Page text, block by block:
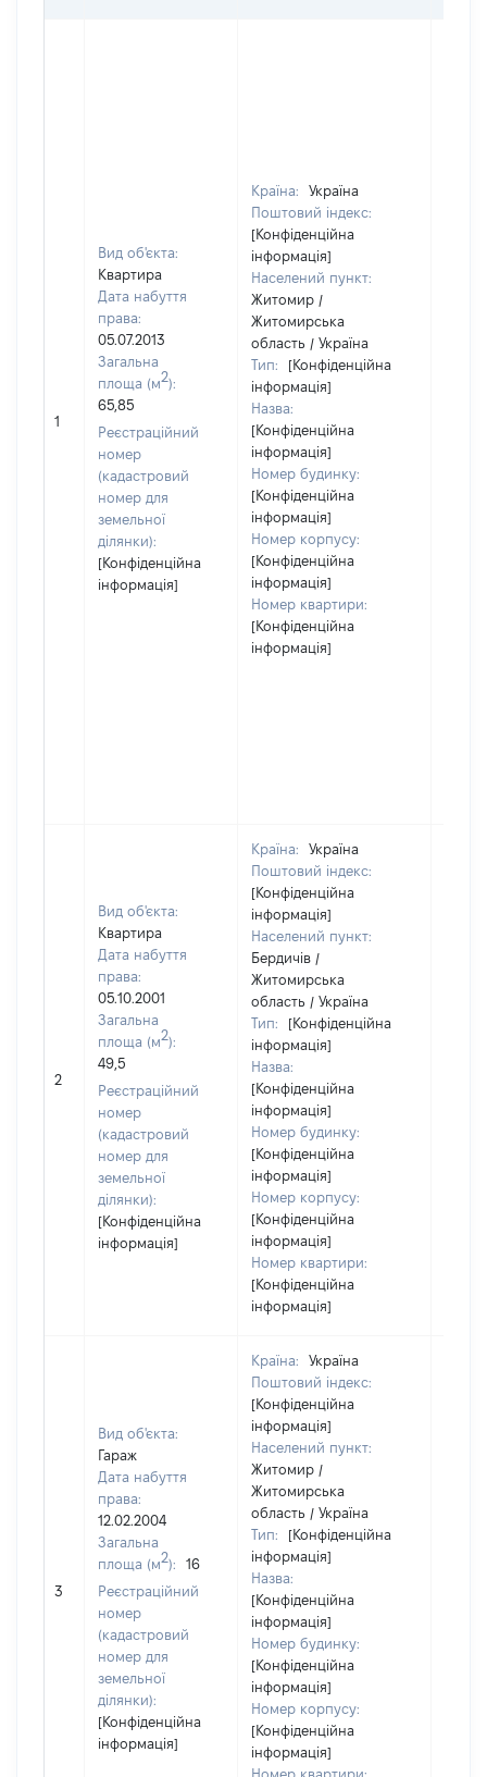
1
Вид об'єкта:
Квартира
Дата набуття
права:
05.07.2013
Загальна
площа (м2):
65,85
Реєстраційний
номер
(кадастровий
номер для
земельної
ділянки):
[Конфіденційна
інформація]
Країна:
Україна
Поштовий індекс:
[Конфіденційна
інформація]
Населений пункт:
Житомир /
Житомирська
область / Україна
Тип:
[Конфіденційна
інформація]
Назва:
[Конфіденційна
інформація]
Номер будинку:
[Конфіденційна
інформація]
Номер корпусу:
[Конфіденційна
інформація]
Номер квартири:
[Конфіденційна
інформація]
2
Вид об'єкта:
Квартира
Дата набуття
права:
05.10.2001
Загальна
площа (м2):
49,5
Реєстраційний
номер
(кадастровий
номер для
земельної
ділянки):
[Конфіденційна
інформація]
Країна:
Україна
Поштовий індекс:
[Конфіденційна
інформація]
Населений пункт:
Бердичів /
Житомирська
область / Україна
Тип:
[Конфіденційна
інформація]
Назва:
[Конфіденційна
інформація]
Номер будинку:
[Конфіденційна
інформація]
Номер корпусу:
[Конфіденційна
інформація]
Номер квартири:
[Конфіденційна
інформація]
3
Вид об'єкта:
Гараж
Дата набуття
права:
12.02.2004
Загальна
площа (м2):
16
Реєстраційний
номер
(кадастровий
номер для
земельної
ділянки):
[Конфіденційна
інформація]
Країна:
Україна
Поштовий індекс:
[Конфіденційна
інформація]
Населений пункт:
Житомир /
Житомирська
область / Україна
Тип:
[Конфіденційна
інформація]
Назва:
[Конфіденційна
інформація]
Номер будинку:
[Конфіденційна
інформація]
Номер корпусу:
[Конфіденційна
інформація]
Номер квартири: